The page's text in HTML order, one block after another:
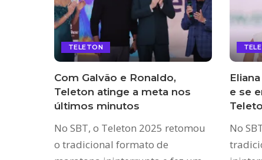
TELETON
Com Galvão e Ronaldo,
Teleton atinge a meta nos
últimos minutos
No SBT, o Teleton 2025 retomou
o tradicional formato de
e se
No